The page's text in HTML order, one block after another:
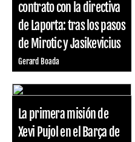
contrato con la directiva
de Laporta: tras los pasos
de Mirotic y Jasikevicius
Gerard Boada
La primera misión de
Xevi Pujol en el Barça de